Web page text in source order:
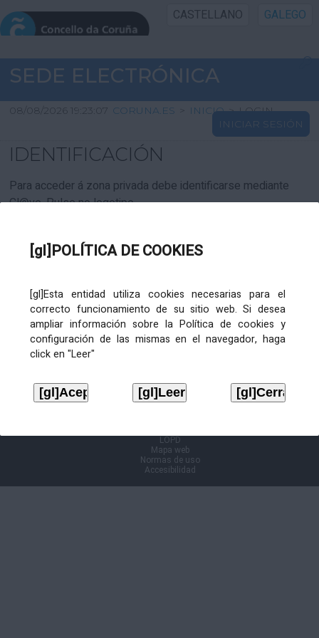
[gl]POLÍTICA DE COOKIES
[gl]Esta entidad utiliza cookies necesarias para el
correcto funcionamiento de su sitio web. Si desea
ampliar información sobre la Política de cookies y
configuración de las mismas en el navegador, haga
click en "Leer"
CASTELLANO GALEGO
INICIO SEDE
INICIO
INFORMACIÓN PÚBLICA
CARTAFOL CIDADÁN
SEDE ELECTRÓNICA
08/08/2026 19:23:07 CORUNA.ES > INICIO > LOGIN
INICIAR SESIÓN
IDENTIFICACIÓN
Para acceder á zona privada debe identificarse mediante
Cl@ve. Pulse no logotipo
LOPD
Mapa web
Normas de uso
Accesibilidad